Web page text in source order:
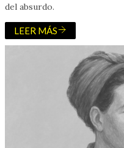
del absurdo.
LEER MÁS